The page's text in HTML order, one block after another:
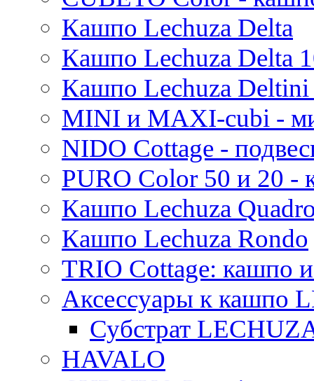
Mees
Pure
Кашпо Lechuza Delta
Кашпо Lechuza Delta
Кашпо Lechuza
MINI и MAXI-cubi -
NIDO Cottage -
PURO Color 50 и 20
Кашпо Lechuza
Кашпо Lechuza Rondo
TRIO Cottage: кашпо
Аксессуары к кашпо
Субстрат
HAVALO